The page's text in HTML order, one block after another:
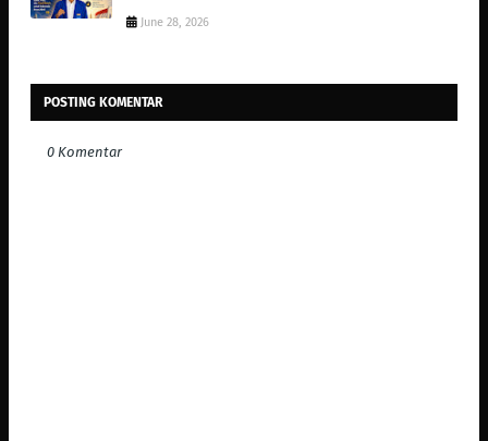
June 28, 2026
POSTING KOMENTAR
0 Komentar